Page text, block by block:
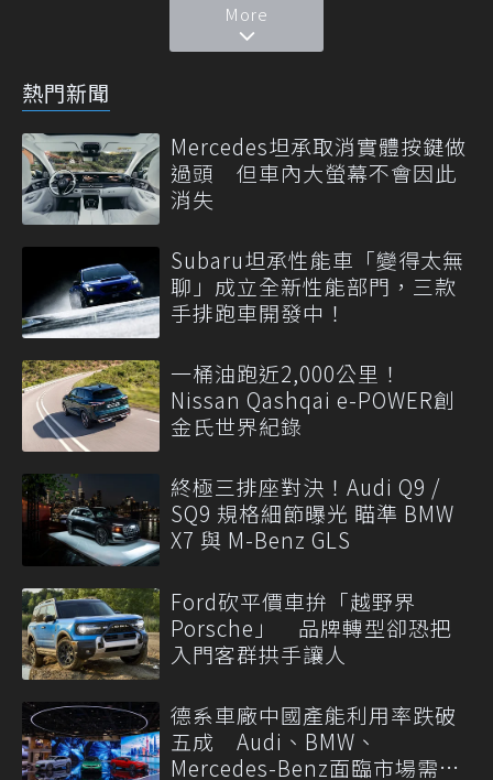
More
熱門新聞
Mercedes坦承取消實體按鍵做
過頭 但車內大螢幕不會因此
消失
Subaru坦承性能車「變得太無
聊」成立全新性能部門，三款
手排跑車開發中！
一桶油跑近2,000公里！
Nissan Qashqai e-POWER創
金氏世界紀錄
終極三排座對決！Audi Q9 /
SQ9 規格細節曝光 瞄準 BMW
X7 與 M-Benz GLS
Ford砍平價車拚「越野界
Porsche」 品牌轉型卻恐把
入門客群拱手讓人
德系車廠中國產能利用率跌破
五成 Audi、BMW、
Mercedes-Benz面臨市場需求